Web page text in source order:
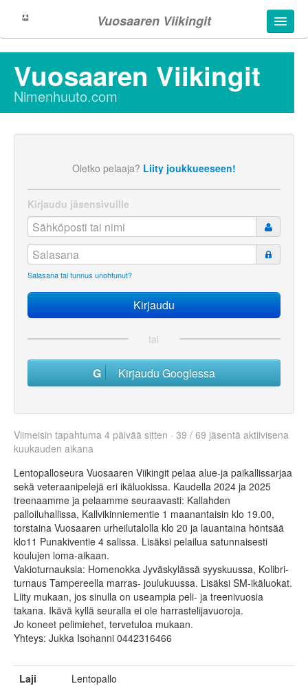
Vuosaaren Viikingit
Vuosaaren Viikingit
Nimenhuuto.com
Oletko pelaaja? Liity joukkueeseen!
Kirjaudu jäsensivuille
Salasana tai tunnus unohtunut?
tai
Kirjaudu Googlessa
Viimeisin tapahtuma 4 päivää sitten · 39 / 69 jäsentä aktiivisena
kuukauden aikana
Lentopalloseura Vuosaaren Viikingit pelaa alue-ja paikallissarjaa
sekä veteraanipelejä eri ikäluokissa. Kaudella 2024 ja 2025
treenaamme ja pelaamme seuraavasti: Kallahden
palloiluhallissa, Kallvikinniementie 1 maanantaisin klo 19.00,
torstaina Vuosaaren urheilutalolla klo 20 ja lauantaina höntsää
klo11 Punakiventie 4 salissa. Lisäksi pelailua satunnaisesti
koulujen loma-aikaan.
Vakioturnauksia: Homenokka Jyväskylässä syyskuussa, Kolibri-
turnaus Tampereella marras- joulukuussa. Lisäksi SM-ikäluokat.
Liity mukaan, jos sinulla on useampia peli- ja treenivuosia
takana. Ikävä kyllä seuralla ei ole harrastelijavuoroja.
Jo koneet pelimiehet, tervetuloa mukaan.
Yhteys: Jukka Isohanni 0442316466
Laji
Lentopallo